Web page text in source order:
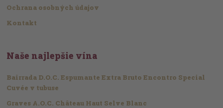
Ochrana osobných údajov
Kontakt
Naše najlepšie vína
Bairrada D.O.C. Espumante Extra Bruto Encontro Special
Cuvée v tubuse
Graves A.O.C. Château Haut Selve Blanc